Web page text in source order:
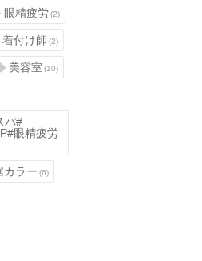
眼精疲労(2)
着付け師(2)
美容室(10)
パ#
眼精疲労
カラー(6)